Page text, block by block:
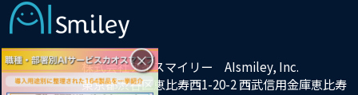
株式会社アイスマイリー AIsmiley, Inc.
東京都渋谷区恵比寿西1-20-2 西武信用金庫恵比寿
×